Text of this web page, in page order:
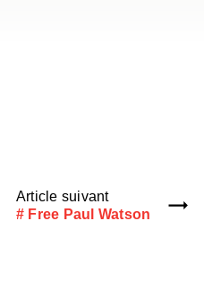
Article suivant
# Free Paul Watson